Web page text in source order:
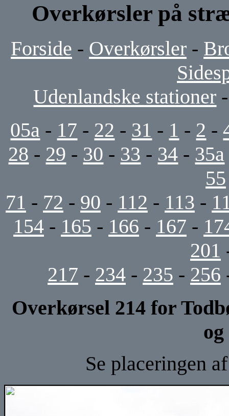
Overkørsler på
Forside - Overkørsler -
Udenlandske stationer
05a - 17 - 22 - 31 - 1 - 2 -
28 - 29 - 30 - 33 - 34 - 35a
55
71 - 72 - 90 - 112 - 113 -
154 - 165 - 166 - 167 -
201
217 - 234 - 235 - 256
Overkørsel 214 for
Se placeringen